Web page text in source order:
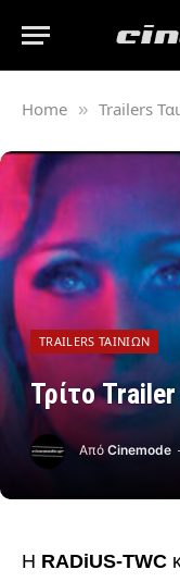
Home » Trailers
TRAILERS ΤΑΙΝΙΏΝ
Τρίτο
Από Cinemode
Η RADiUS-TWC